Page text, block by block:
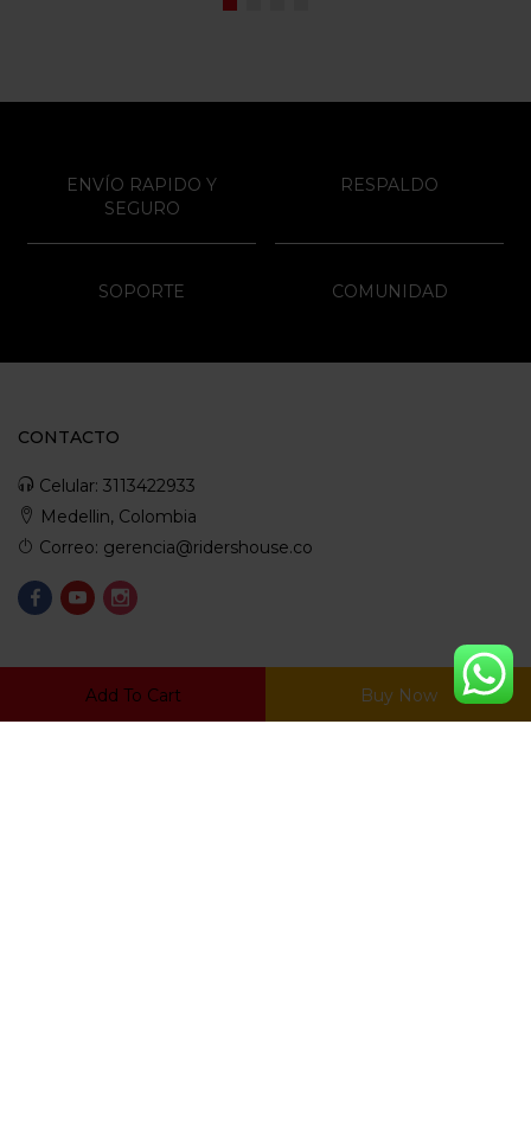
Add To Cart Buy Now
ENVÍO RAPIDO Y
SEGURO
RESPALDO
SOPORTE COMUNIDAD
CONTACTO
Celular: 3113422933
Medellin, Colombia
Correo: gerencia@ridershouse.co
LEGALES
Politica De Privacidad